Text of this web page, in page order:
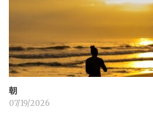
朝
07/19/2026